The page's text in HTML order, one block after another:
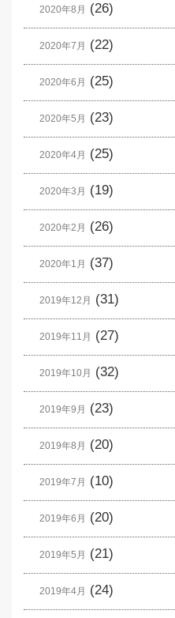
2020年8月 (26)
2020年7月 (22)
2020年6月 (25)
2020年5月 (23)
2020年4月 (25)
2020年3月 (19)
2020年2月 (26)
2020年1月 (37)
2019年12月 (31)
2019年11月 (27)
2019年10月 (32)
2019年9月 (23)
2019年8月 (20)
2019年7月 (10)
2019年6月 (20)
2019年5月 (21)
2019年4月 (24)